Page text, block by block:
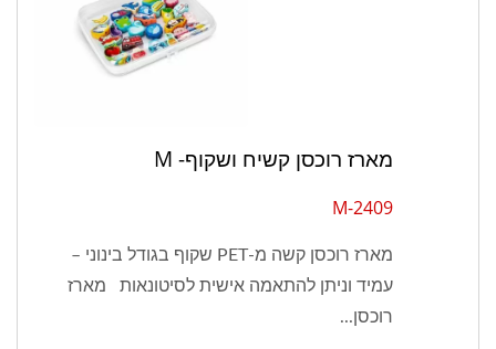
מארז רוכסן קשיח ושקוף- M
2409-M
מארז רוכסן קשה מ-PET שקוף בגודל בינוני –
עמיד וניתן להתאמה אישית לסיטונאות מארז
רוכסן...